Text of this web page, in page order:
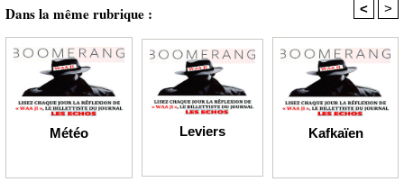
Dans la même rubrique : < >
Météo Leviers Kafkaïen